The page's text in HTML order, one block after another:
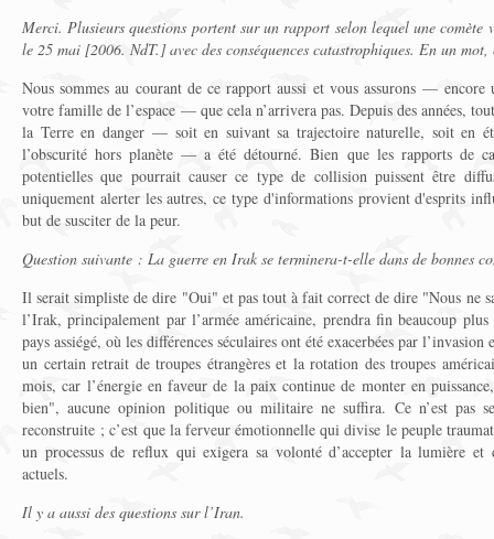
Merci. Plusieurs questions portent sur un rapport selon lequel une comète
le 25 mai [2006. NdT.] avec des conséquences catastrophiques. En un
Nous sommes au courant de ce rapport aussi et vous assurons —
votre famille de l’espace — que cela n’arrivera pas. Depuis des années,
la Terre en danger — soit en suivant sa trajectoire naturelle, soit en
l’obscurité hors planète — a été détourné. Bien que les rapports de
potentielles que pourrait causer ce type de collision puissent être
uniquement alerter les autres, ce type d'informations provient d'esprits
but de susciter de la peur.
Question suivante : La guerre en Irak se terminera-t-elle dans de bonnes
Il serait simpliste de dire "Oui" et pas tout à fait correct de dire "Nous ne
l’Irak, principalement par l’armée américaine, prendra fin beaucoup
pays assiégé, où les différences séculaires ont été exacerbées par
un certain retrait de troupes étrangères et la rotation des troupes
mois, car l’énergie en faveur de la paix continue de monter en
bien", aucune opinion politique ou militaire ne suffira. Ce n’est pas
reconstruite ; c’est que la ferveur émotionnelle qui divise le peuple
un processus de reflux qui exigera sa volonté d’accepter la lumière et
actuels.
Il y a aussi des questions sur l’Iran.